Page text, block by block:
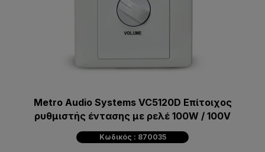
Metro Audio Systems VC5120D Επίτοιχος
ρυθμιστής έντασης με ρελέ 100W / 100V
Κωδικός : 870035